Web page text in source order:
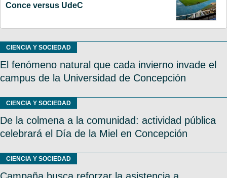
Conce versus UdeC
CIENCIA Y SOCIEDAD
El fenómeno natural que cada invierno invade el
campus de la Universidad de Concepción
CIENCIA Y SOCIEDAD
De la colmena a la comunidad: actividad pública
celebrará el Día de la Miel en Concepción
CIENCIA Y SOCIEDAD
Campaña busca reforzar la asistencia a